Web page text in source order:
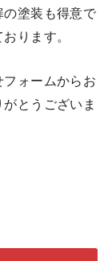
塗装も得意で
ります。
ォームからお
とうございま